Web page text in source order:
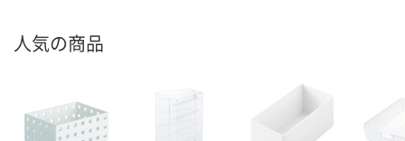
人気の商品